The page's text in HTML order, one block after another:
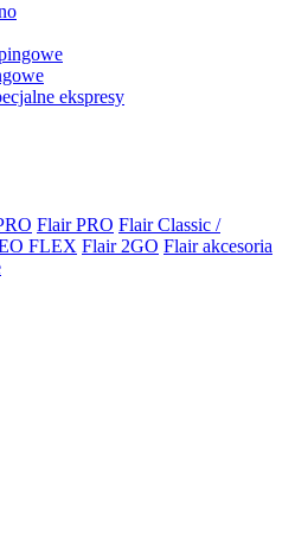
ekspresy
Flair PRO Flair Classic /
FLEX Flair 2GO Flair akcesoria